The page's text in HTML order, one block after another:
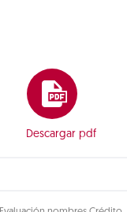
Descargar pdf